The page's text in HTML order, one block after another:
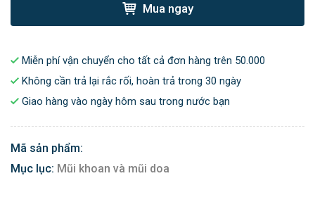
Mua ngay
Miễn phí vận chuyển cho tất cả đơn hàng trên 50.000
Không cần trả lại rắc rối, hoàn trả trong 30 ngày
Giao hàng vào ngày hôm sau trong nước bạn
Mã sản phẩm:
Mục lục: Mũi khoan và mũi doa